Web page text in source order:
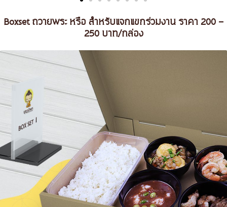
Boxset ถวายพระ หรือ สำหรับแจกแขกร่วมงาน ราคา 200 -
250 บาท/กล่อง